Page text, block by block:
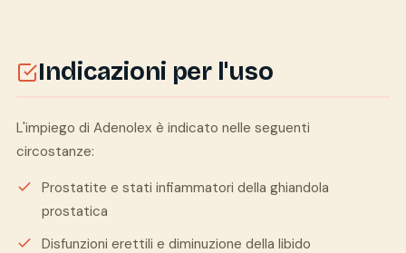
Indicazioni per l'uso
L'impiego di Adenolex è indicato nelle seguenti
circostanze:
Prostatite e stati infiammatori della ghiandola
prostatica
Disfunzioni erettili e diminuzione della libido